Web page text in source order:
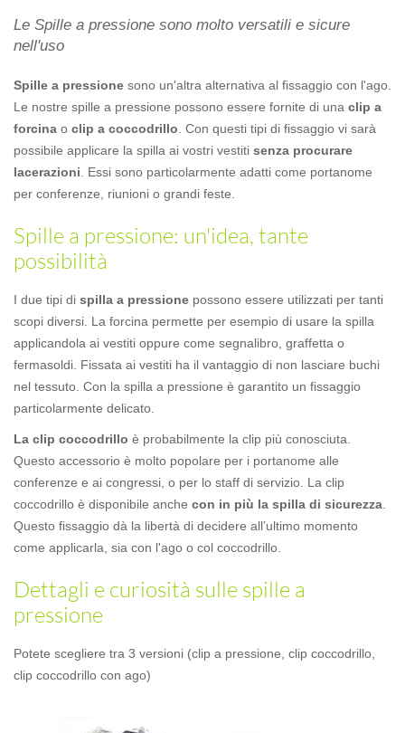
Le Spille a pressione sono molto versatili e sicure
nell'uso
Spille a pressione sono un'altra alternativa al fissaggio con l'ago.
Le nostre spille a pressione possono essere fornite di una clip a
forcina o clip a coccodrillo . Con questi tipi di fissaggio vi sarà
possibile applicare la spilla ai vostri vestiti senza procurare
lacerazioni . Essi sono particolarmente adatti come portanome
per conferenze, riunioni o grandi feste.
Spille a pressione: un'idea, tante
possibilità
I due tipi di spilla a pressione possono essere utilizzati per tanti
scopi diversi. La forcina permette per esempio di usare la spilla
applicandola ai vestiti oppure come segnalibro, graffetta o
fermasoldi. Fissata ai vestiti ha il vantaggio di non lasciare buchi
nel tessuto. Con la spilla a pressione è garantito un fissaggio
particolarmente delicato.
La clip coccodrillo è probabilmente la clip più conosciuta.
Questo accessorio è molto popolare per i portanome alle
conferenze e ai congressi, o per lo staff di servizio. La clip
coccodrillo è disponibile anche con in più la spilla di sicurezza
Questo fissaggio dà la libertà di decidere all’ultimo momento
come applicarla, sia con l'ago o col coccodrillo.
Dettagli e curiosità sulle spille a
pressione
Potete scegliere tra 3 versioni (clip a pressione, clip coccodrillo,
clip coccodrillo con ago)